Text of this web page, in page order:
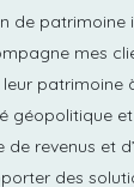
de patrimoine
mes
patrimoine
géopolitique
de revenus et
des